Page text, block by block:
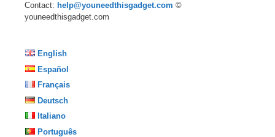
Contact: help@youneedthisgadget.com ©
youneedthisgadget.com
English
Español
Français
Deutsch
Italiano
Português